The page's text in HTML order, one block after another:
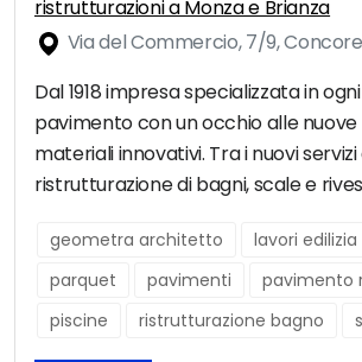
ristrutturazioni a Monza e Brianza
Via del Commercio, 7/9,
Dal 1918 impresa specializzata in
pavimento con un occhio alle
materiali innovativi. Tra i nuovi
ristrutturazione di bagni, scale e
geometra architetto lavori edilizia
parquet
pavimenti
pavimento
piscine
ristrutturazione bagno